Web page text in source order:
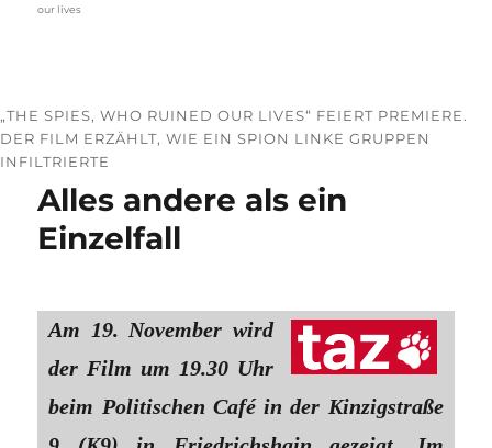
our lives
„THE SPIES, WHO RUINED OUR LIVES“ FEIERT PREMIERE.
DER FILM ERZÄHLT, WIE EIN SPION LINKE GRUPPEN
INFILTRIERTE
Alles andere als ein
Einzelfall
Am 19. November wird
der Film um 19.30 Uhr
beim Politischen Café in der Kinzigstraße